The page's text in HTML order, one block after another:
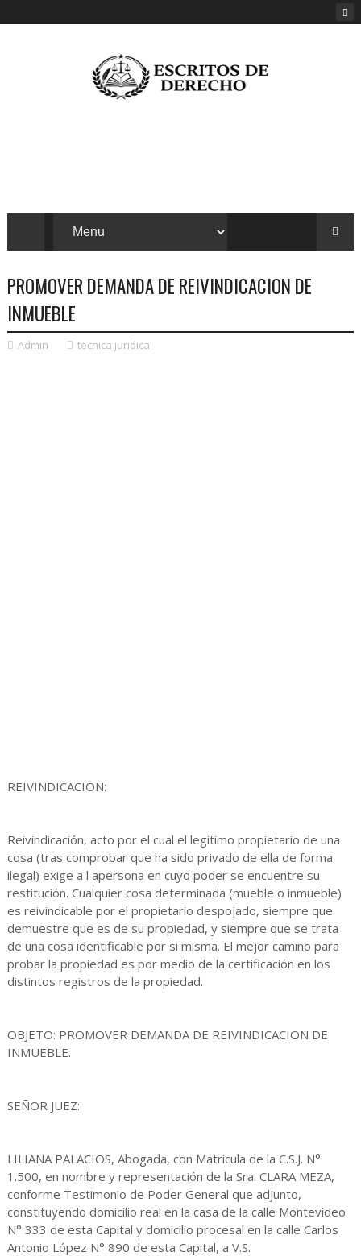
PROMOVER DEMANDA DE REIVINDICACION DE
INMUEBLE
Admin tecnica juridica
REIVINDICACION:
Reivindicación, acto por el cual el legitimo propietario de una
cosa (tras comprobar que ha sido privado de ella de forma
ilegal) exige a l apersona en cuyo poder se encuentre su
restitución. Cualquier cosa determinada (mueble o inmueble)
es reivindicable por el propietario despojado, siempre que
demuestre que es de su propiedad, y siempre que se trata
de una cosa identificable por si misma. El mejor camino para
probar la propiedad es por medio de la certificación en los
distintos registros de la propiedad.
OBJETO: PROMOVER DEMANDA DE REIVINDICACION DE
INMUEBLE.
SEÑOR JUEZ:
LILIANA PALACIOS, Abogada, con Matricula de la C.S.J. N°
1.500, en nombre y representación de la Sra. CLARA MEZA,
conforme Testimonio de Poder General que adjunto,
constituyendo domicilio real en la casa de la calle Montevideo
N° 333 de esta Capital y domicilio procesal en la calle Carlos
Antonio López N° 890 de esta Capital, a V.S.